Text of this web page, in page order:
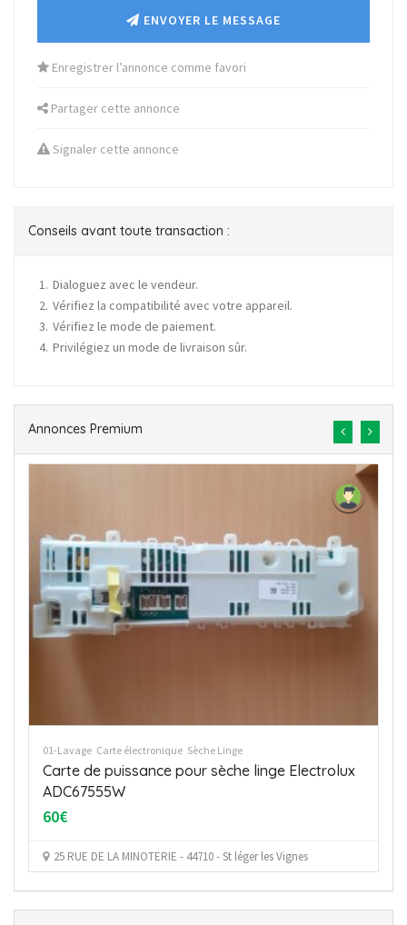
ENVOYER LE MESSAGE
Enregistrer l’annonce comme favori
Partager cette annonce
Signaler cette annonce
Conseils avant toute transaction :
Dialoguez avec le vendeur.
Vérifiez la compatibilité avec votre appareil.
Vérifiez le mode de paiement.
Privilégiez un mode de livraison sûr.
Annonces Premium
01-Lavage Carte électronique Lave Linge
module de puissance lave linge
65€